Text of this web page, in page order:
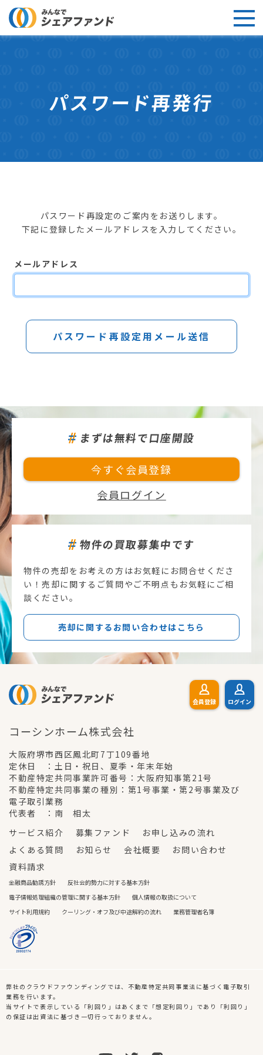
パスワード再発行
パスワード再設定のご案内をお送りします。
下記に登録したメールアドレスを入力してください。
メールアドレス
パスワード再設定用メール送信
まずは無料で口座開設
今すぐ会員登録
会員ログイン
物件の買取募集中です
物件の売却をお考えの方はお気軽にお問合せくださ
い！売却に関するご質問やご不明点もお気軽にご相
談ください。
売却に関するお問い合わせはこちら
会員登録 ログイン
コーシンホーム株式会社
大阪府堺市西区鳳北町7丁109番地
定休日 ：土日・祝日、夏季・年末年始
不動産特定共同事業許可番号：大阪府知事第21号
不動産特定共同事業の種別：第1号事業・第2号事業及び
電子取引業務
代表者 ：南 相太
サービス紹介
募集ファンド
お申し込みの流れ
よくある質問
お知らせ 会社概要
お問い合わせ
資料請求
金融商品勧誘方針
反社会的勢力に対する基本方針
電子情報処理組織の管理に関する基本方針
個人情報の取扱について
サイト利用規約
クーリング・オフ及び中途解約の流れ 業務管理者名簿
弊社のクラウドファウンディングでは、不動産特定共同事業法に基づく電子取引
業務を行います。
当サイトで表示している「利回り」はあくまで「想定利回り」であり「利回り」
の保証は出資法に基づき一切行っておりません。